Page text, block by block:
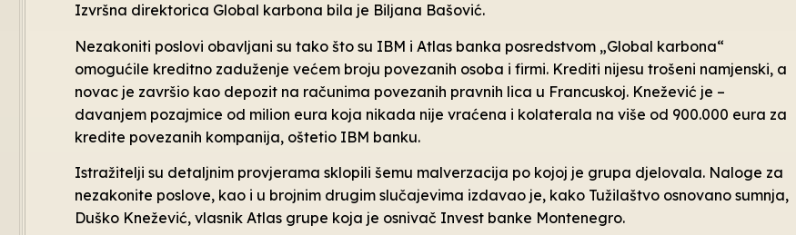
Izvršna direktorica Global karbona bila je Biljana Bašović.
Nezakoniti poslovi obavljani su tako što su IBM i Atlas banka posredstvom „Global karbona“
omogućile kreditno zaduženje većem broju povezanih osoba i firmi. Krediti nijesu trošeni namjenski, a
novac je završio kao depozit na računima povezanih pravnih lica u Francuskoj. Knežević je –
davanjem pozajmice od milion eura koja nikada nije vraćena i kolaterala na više od 900.000 eura za
kredite povezanih kompanija, oštetio IBM banku.
Istražitelji su detaljnim provjerama sklopili šemu malverzacija po kojoj je grupa djelovala. Naloge za
nezakonite poslove, kao i u brojnim drugim slučajevima izdavao je, kako Tužilaštvo osnovano sumnja,
Duško Knežević, vlasnik Atlas grupe koja je osnivač Invest banke Montenegro.